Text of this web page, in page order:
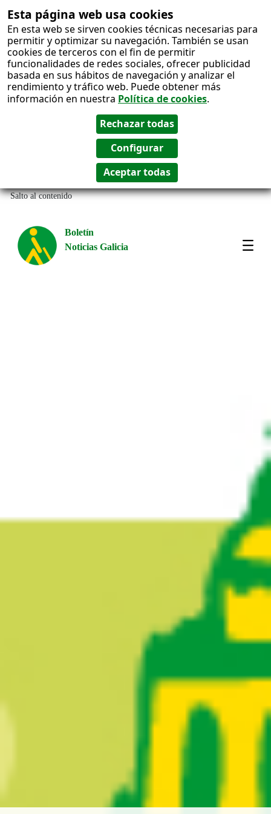
Esta página web usa cookies
En esta web se sirven cookies técnicas necesarias para
permitir y optimizar su navegación. También se usan
cookies de terceros con el fin de permitir
funcionalidades de redes sociales, ofrecer publicidad
basada en sus hábitos de navegación y analizar el
rendimiento y tráfico web. Puede obtener más
información en nuestra Política de cookies.
Salto al contenido
Boletín
Noticias Galicia